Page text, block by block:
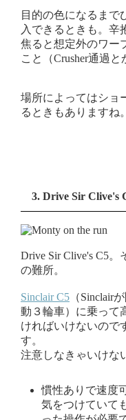
目的の色になるまで
入できるときも。辛
焦ると想定外のワー
こと（Crusher通過と
場所によってはショ
るときもありますね。
3. Drive Sir Clive's
Drive Sir Clive's C5。
の難所。
Sinclair C5 （Sinclair
動３輪車）に乗って
ければいけないので
す。
注意しなきゃいけな
慣性ありで速度
気をつけていて